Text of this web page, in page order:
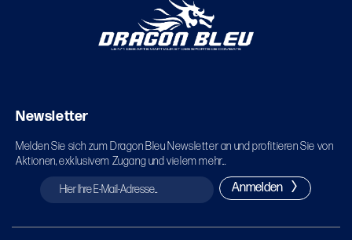
Newsletter
Melden Sie sich zum Dragon Bleu Newsletter an und profitieren Sie von
Aktionen, exklusivem Zugang und vielem mehr...
Anmelden